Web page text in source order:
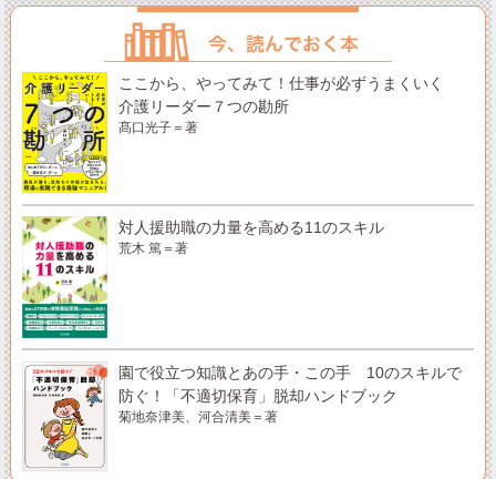
ここから、やってみて！仕事が必ずうまくいく
介護リーダー７つの勘所
髙口光子＝著
対人援助職の力量を高める11のスキル
荒木 篤＝著
園で役立つ知識とあの手・この手 10のスキルで
防ぐ！「不適切保育」脱却ハンドブック
菊地奈津美、河合清美＝著